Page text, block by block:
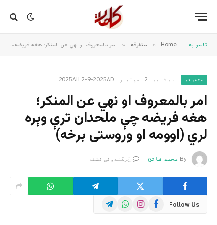
تاسو په Home
» متفرقه » امر بالمعروف او نهي عن المنكر؛ هغه فريضه چې ملحدان ترې وېره لري (اوومه او وروستی برخه)
متفرقه سه شنبه _2 _سپتمبر _2025AH 2-9-2025AD
امر بالمعروف او نهي عن المنكر؛
هغه فريضه چې ملحدان ترې وېره
لري (اوومه او وروستی برخه)
By محمد فاتح څرگندونې نشته
Follow Us
Facebook
Instagram
WhatsApp
Telegram